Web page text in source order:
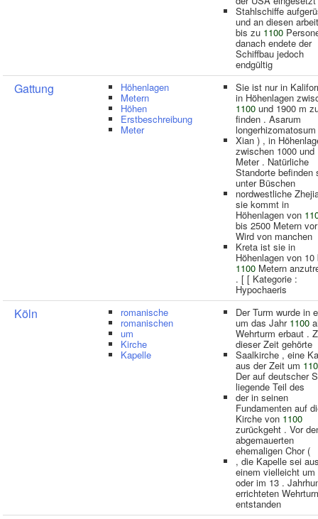
Stahlschiffe
und an diesen
bis zu 1100
danach endete der
Schiffbau jedoch
endgültig
Gattung Höhenlagen
Metern
Höhen
Erstbeschreibung
Meter
Sie ist nur in
in Höhenlagen
1100 und 1900 m
finden . Asarum
longerhizomatosum
Xian ) , in
zwischen 1000 und
Meter . Natürliche
Standorte befinden
unter Büschen
nordwestliche
sie kommt in
Höhenlagen von
bis 2500 Metern
Wird von manchen
Kreta ist sie in
Höhenlagen von 10
1100 Metern
. [ [ Kategorie :
Hypochaeris
Köln romanische
romanischen
um
Kirche
Kapelle
Der Turm wurde in
um das Jahr 1100
Wehrturm erbaut .
dieser Zeit gehörte
Saalkirche , eine
aus der Zeit um
Der auf deutscher
liegende Teil des
der in seinen
Fundamenten auf
Kirche von 1100
zurückgeht . Vor
abgemauerten
ehemaligen Chor (
, die Kapelle sei
einem vielleicht um
oder im 13 .
errichteten
entstanden